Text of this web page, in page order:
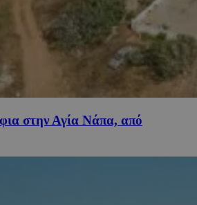
στην Αγία Νάπα, από